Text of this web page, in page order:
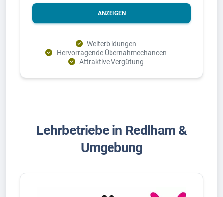
ANZEIGEN
Weiterbildungen
Hervorragende Übernahmechancen
Attraktive Vergütung
Lehrbetriebe in Redlham &
Umgebung